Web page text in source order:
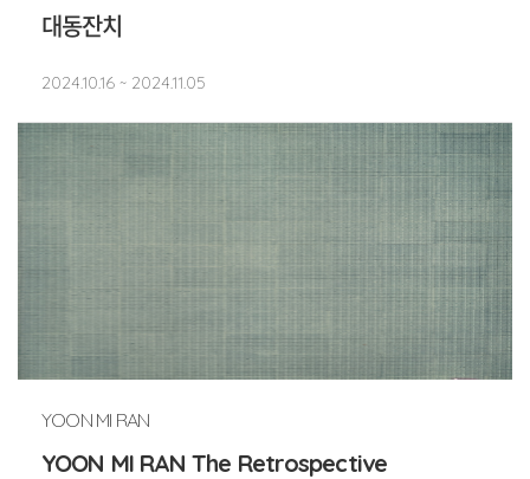
대동잔치
2024.10.16 ~ 2024.11.05
YOON MI RAN
YOON MI RAN The Retrospective